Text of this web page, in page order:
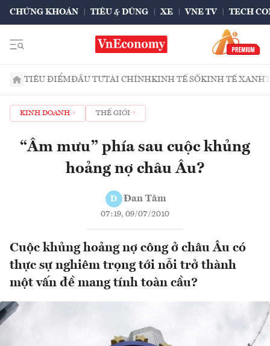
CHỨNG KHOÁN TIÊU & DÙNG XE VNE TV TECH
TIÊU ĐIỂMĐẦU TƯTÀI CHÍNHKINH TẾ SỐKINH TẾ XANH
KINH DOANH THẾ GIỚI
“Âm mưu” phía sau cuộc khủng
hoảng nợ châu Âu?
Đ Đan Tâm
07:19, 09/07/2010
Cuộc khủng hoảng nợ công ở châu Âu có
thực sự nghiêm trọng tới nỗi trở thành
một vấn đề mang tính toàn cầu?